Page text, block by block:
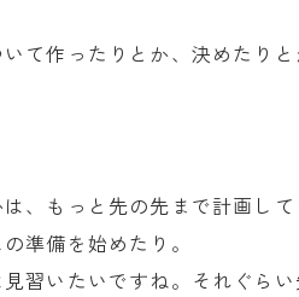
て作ったりとか、決めたりと
、もっと先の先まで計画して
準備を始めたり。
習いたいですね。それぐら